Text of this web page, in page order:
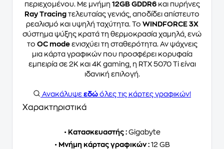
περιεχομένου. Με μνήμη 12GB GDDR6και πυρήνες
Ray Tracing τελευταίας γενιάς, αποδίδει απίστευτο
ρεαλισμό και υψηλή ταχύτητα. Το WINDFORCE 3X
σύστημα ψύξης κρατά τη θερμοκρασία χαμηλά, ενώ
το OC modeενισχύει τη σταθερότητα. Αν ψάχνεις
μια κάρτα γραφικών που προσφέρει κορυφαία
εμπειρία σε 2K και 4K gaming, η RTX 5070 Ti είναι
ιδανική επιλογή.
Ανακάλυψε εδώ όλες τις κάρτες γραφικών!
Χαρακτηριστικά
•Κατασκευαστής :Gigabyte
•Μνήμη κάρτας γραφικών :12 GB